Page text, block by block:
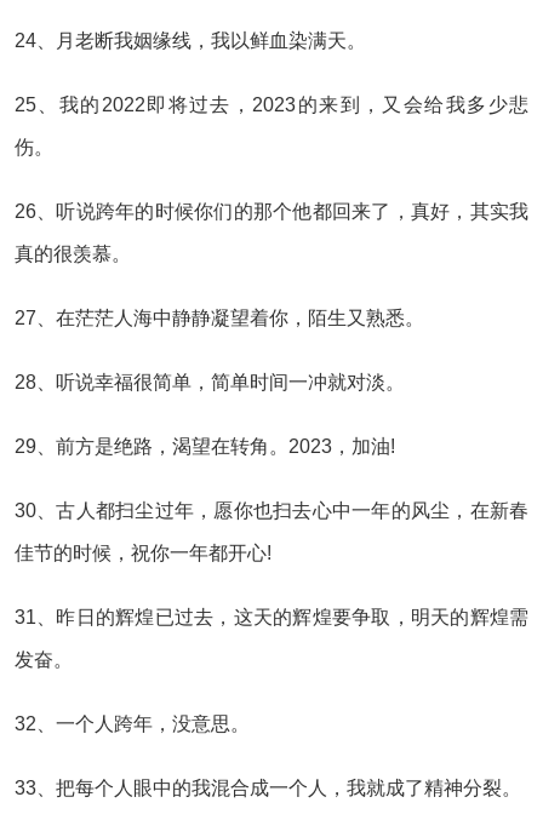
24、月老断我姻缘线，我以鲜血染满天。
25、我的2022即将过去，2023的来到，又会给我多少悲
伤。
26、听说跨年的时候你们的那个他都回来了，真好，其实我
真的很羡慕。
27、在茫茫人海中静静凝望着你，陌生又熟悉。
28、听说幸福很简单，简单时间一冲就对淡。
29、前方是绝路，渴望在转角。2023，加油!
30、古人都扫尘过年，愿你也扫去心中一年的风尘，在新春
佳节的时候，祝你一年都开心!
31、昨日的辉煌已过去，这天的辉煌要争取，明天的辉煌需
发奋。
32、一个人跨年，没意思。
33、把每个人眼中的我混合成一个人，我就成了精神分裂。